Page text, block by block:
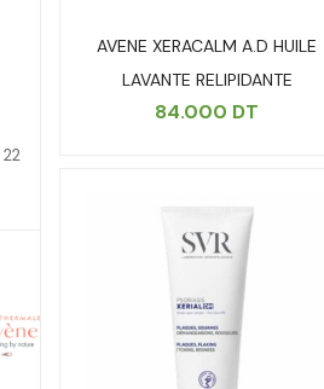
22
AVENE XERACALM A.D HUILE
LAVANTE RELIPIDANTE
84.000 DT